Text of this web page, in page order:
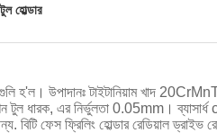
হোল্ডার
হ'ল। উপাদানঃ টাইটানিয়াম খাদ
ধারক, এর নির্ভুলতা 0.05mm।
বিটি ফেস ফ্রিলিং হোল্ডার রেডিয়াল